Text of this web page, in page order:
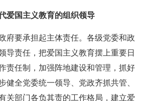
爱国主义教育的组织领导
府要承担起主体责任。各级党委和政
导责任，把爱国主义教育摆上重要日
责任制，加强阵地建设和管理，抓好
健全党委统一领导、党政齐抓共管、
关部门各负其责的工作格局，建立爱